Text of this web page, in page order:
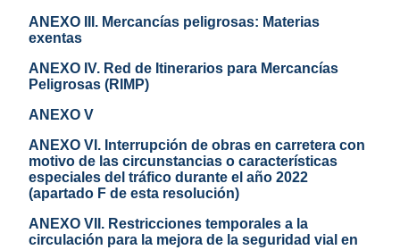
ANEXO III. Mercancías peligrosas: Materias
exentas
ANEXO IV. Red de Itinerarios para Mercancías
Peligrosas (RIMP)
ANEXO V
ANEXO VI. Interrupción de obras en carretera con
motivo de las circunstancias o características
especiales del tráfico durante el año 2022
(apartado F de esta resolución)
ANEXO VII. Restricciones temporales a la
circulación para la mejora de la seguridad vial en